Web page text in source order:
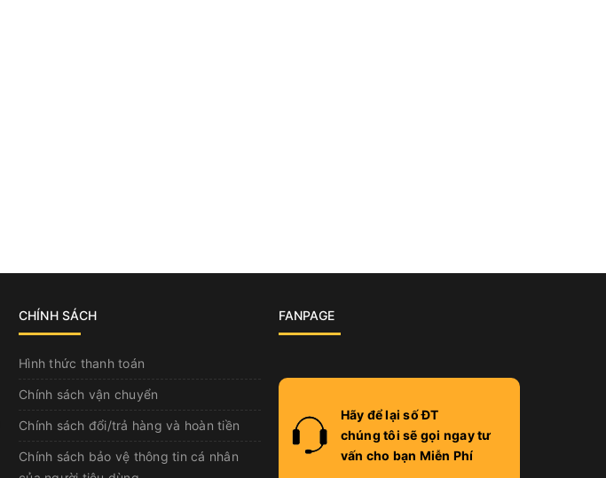
CHÍNH SÁCH
Hình thức thanh toán
Chính sách vận chuyển
Chính sách đổi/trả hàng và hoàn tiền
Chính sách bảo vệ thông tin cá nhân
FANPAGE
Hãy để lại số ĐT
chúng tôi sẽ gọi ngay tư
vấn cho bạn Miễn Phí